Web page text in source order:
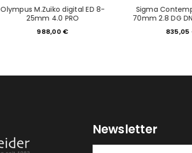
Olympus M.Zuiko digital ED 8-
25mm 4.0 PRO
988,00€
Sigma
70mm 2.8 DG
835,05
Newsletter